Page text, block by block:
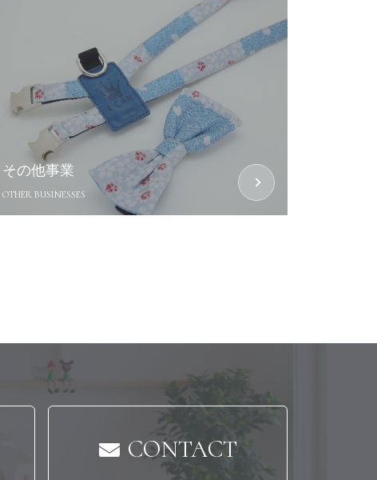
その他事業
OTHER BUSINESSES
CONTACT